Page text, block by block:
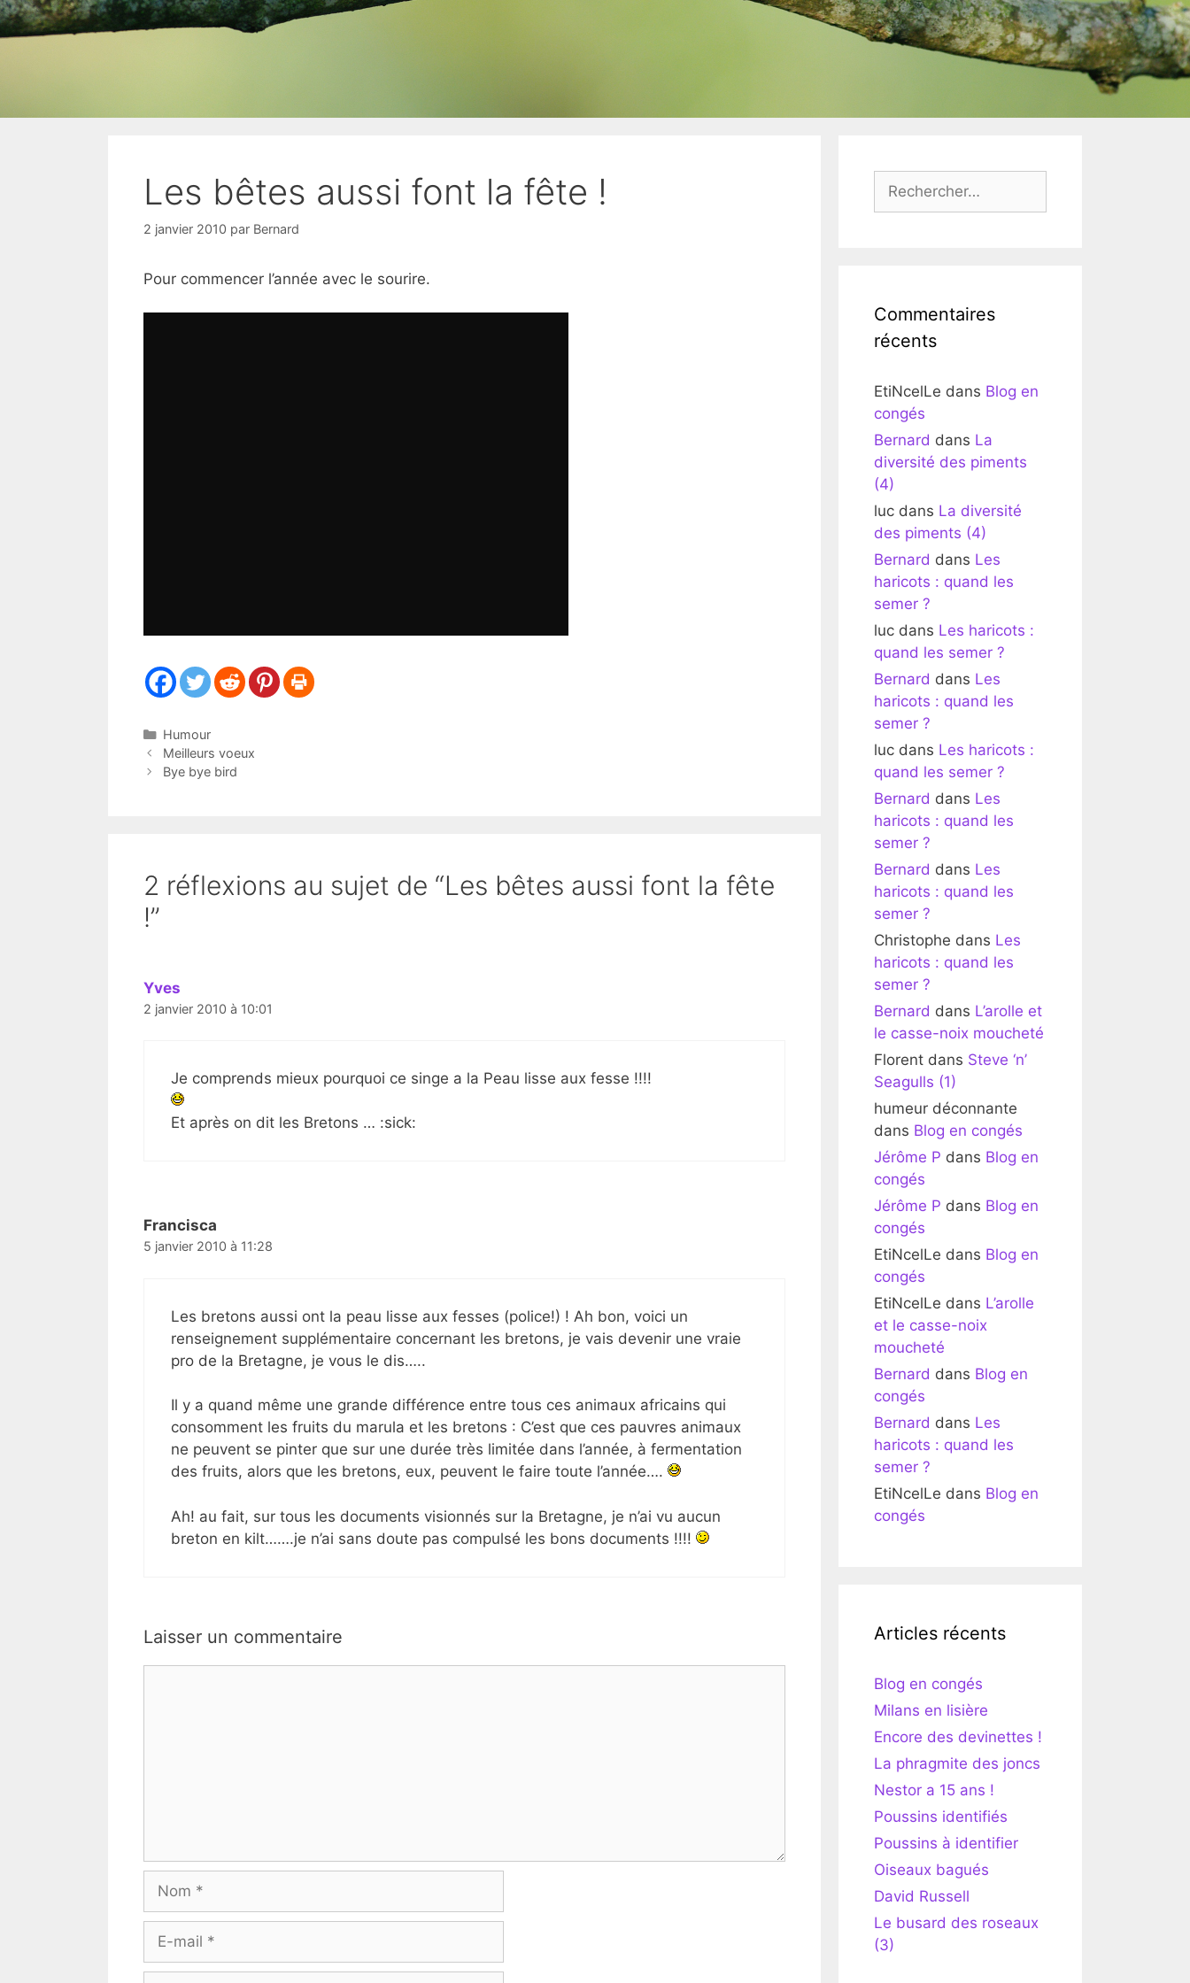
Les bêtes aussi font la fête !
2 janvier 2010 par Bernard
Pour commencer l’année avec le sourire.
Catégories
Humour
Meilleurs voeux
Bye bye bird
2 réflexions au sujet de “Les bêtes aussi font la fête
!”
Yves
2 janvier 2010 à 10:01
Je comprends mieux pourquoi ce singe a la Peau lisse aux fesse !!!!
Et après on dit les Bretons … :sick:
Francisca
5 janvier 2010 à 11:28
Les bretons aussi ont la peau lisse aux fesses (police!) ! Ah bon, voici un
renseignement supplémentaire concernant les bretons, je vais devenir une vraie
pro de la Bretagne, je vous le dis…..
Il y a quand même une grande différence entre tous ces animaux africains qui
consomment les fruits du marula et les bretons : C’est que ces pauvres animaux
ne peuvent se pinter que sur une durée très limitée dans l’année, à fermentation
des fruits, alors que les bretons, eux, peuvent le faire toute l’année….
Ah! au fait, sur tous les documents visionnés sur la Bretagne, je n’ai vu aucun
breton en kilt…….je n’ai sans doute pas compulsé les bons documents !!!!
Laisser un commentaire
Nom
Commentaires
récents
EtiNcelLe dans Blog en
congés
Bernard dans La
diversité des piments
(4)
luc dans La diversité
des piments (4)
Bernard dans Les
haricots : quand les
semer ?
luc dans Les haricots :
quand les semer ?
Bernard dans Les
haricots : quand les
semer ?
luc dans Les haricots :
quand les semer ?
Bernard dans Les
haricots : quand les
semer ?
Bernard dans Les
haricots : quand les
semer ?
Christophe dans Les
haricots : quand les
semer ?
Bernard dans L’arolle et
le casse-noix moucheté
Florent dans Steve ‘n’
Seagulls (1)
humeur déconnante
dans Blog en congés
Jérôme P dans Blog en
congés
Jérôme P dans Blog en
congés
EtiNcelLe dans Blog en
congés
EtiNcelLe dans L’arolle
et le casse-noix
moucheté
Bernard dans Blog en
congés
Bernard dans Les
haricots : quand les
semer ?
EtiNcelLe dans Blog en
congés
Articles récents
Blog en congés
Milans en lisière
Encore des devinettes !
La phragmite des joncs
Nestor a 15 ans !
Poussins identifiés
Poussins à identifier
Oiseaux bagués
David Russell
Le busard des roseaux
(3)